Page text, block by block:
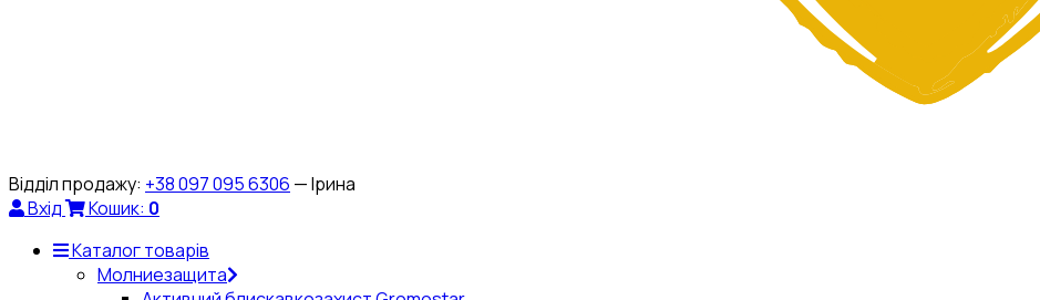
Відділ продажу: +38 097 095 6306 — Ірина
Вхід
Кошик: 0
Каталог товарів
Молниезащита